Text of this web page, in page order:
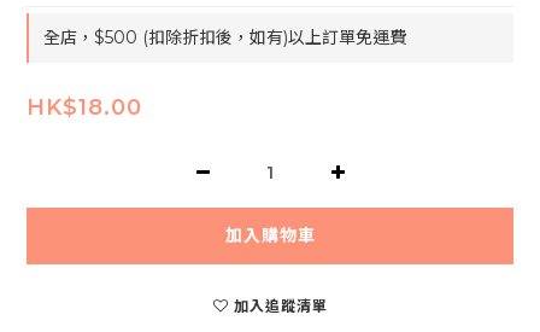
全店，$500 (扣除折扣後，如有)以上訂單免運費
HK$18.00
加入購物車
加入追蹤清單